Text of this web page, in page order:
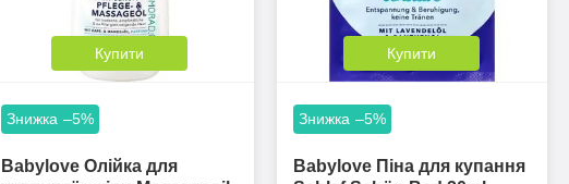
Купити
–5%
Babylove Олійка для
Купити
–5%
Babylove Піна для купання